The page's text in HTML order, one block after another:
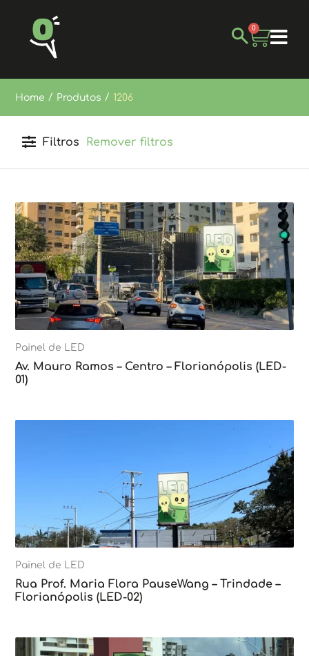
0
Home / Produtos / 1206
Filtros Remover filtros
Painel de LED
Av. Mauro Ramos – Centro – Florianópolis (LED-
01)
Painel de LED
Rua Prof. Maria Flora PauseWang – Trindade –
Florianópolis (LED-02)